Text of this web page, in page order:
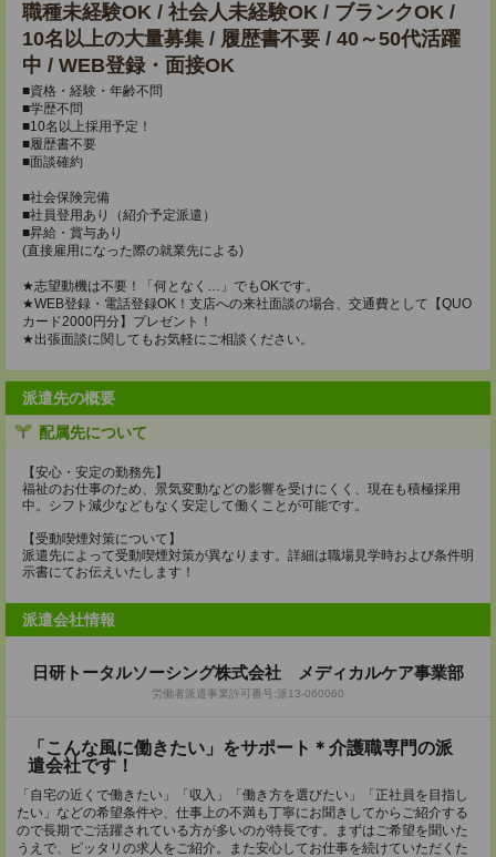
職種未経験OK / 社会人未経験OK / ブランクOK /
10名以上の大量募集 / 履歴書不要 / 40～50代活躍
中 / WEB登録・面接OK
■資格・経験・年齢不問
■学歴不問
■10名以上採用予定！
■履歴書不要
■面談確約
■社会保険完備
■社員登用あり（紹介予定派遣）
■昇給・賞与あり
(直接雇用になった際の就業先による)
★志望動機は不要！「何となく…」でもOKです。
★WEB登録・電話登録OK！支店への来社面談の場合、交通費として【QUO
カード2000円分】プレゼント！
★出張面談に関してもお気軽にご相談ください。
派遣先の概要
配属先について
【安心・安定の勤務先】
福祉のお仕事のため、景気変動などの影響を受けにくく、現在も積極採用
中。シフト減少などもなく安定して働くことが可能です。
【受動喫煙対策について】
派遣先によって受動喫煙対策が異なります。詳細は職場見学時および条件明
示書にてお伝えいたします！
派遣会社情報
日研トータルソーシング株式会社 メディカルケア事業部
労働者派遣事業許可番号:派13-060060
「こんな風に働きたい」をサポート＊介護職専門の派
遣会社です！
「自宅の近くで働きたい」「収入」「働き方を選びたい」「正社員を目指し
たい」などの希望条件や、仕事上の不満も丁寧にお聞きしてからご紹介する
ので長期でご活躍されている方が多いのが特長です。まずはご希望を聞いた
うえで、ピッタリの求人をご紹介。また安心してお仕事を続けていただくた